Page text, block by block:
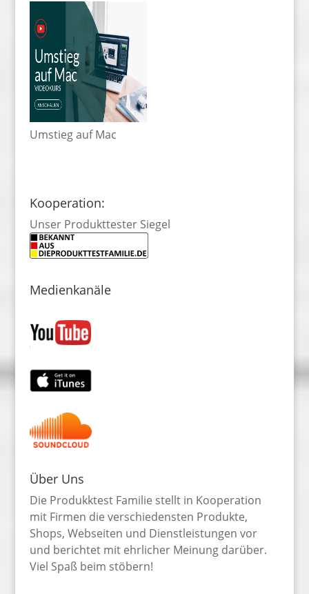
Umstieg auf Mac
Kooperation:
Unser Produkttester Siegel
Medienkanäle
Über Uns
Die Produkktest Familie stellt in Kooperation
mit Firmen die verschiedensten Produkte,
Shops, Webseiten und Dienstleistungen vor
und berichtet mit ehrlicher Meinung darüber.
Viel Spaß beim stöbern!